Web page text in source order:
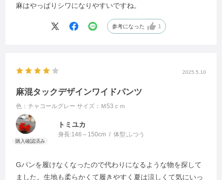
麻はやっぱりシワになりやすいですね。
参考になった 1
2025.5.10
麻混タックデザインワイドパンツ
色：チャコールグレー サイズ：Ｍ53ｃｍ
トミユカ
身長:146～150cm 体型:ふつう
Gパンを履けなくなったので代わりになるような物を探して
ました。生地も柔らかくて履きやすく夏は涼しくて気にいっ